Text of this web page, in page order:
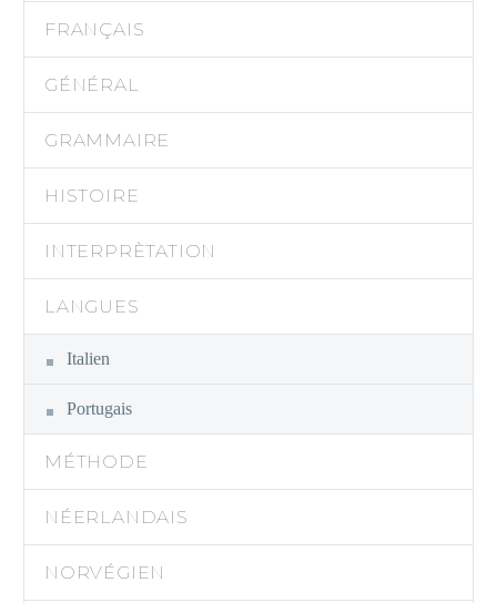
FRANÇAIS
GÉNÉRAL
GRAMMAIRE
HISTOIRE
INTERPRÈTATION
LANGUES
Italien
Portugais
MÉTHODE
NÉERLANDAIS
NORVÉGIEN